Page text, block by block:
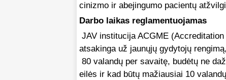
cinizmo ir abejingumo pacientų
Darbo laikas reglamentuojamas
JAV institucija ACGME
atsakinga už jaunųjų gydytojų
80 valandų per savaitę, budėtų ne
eilės ir kad būtų mažiausiai 10